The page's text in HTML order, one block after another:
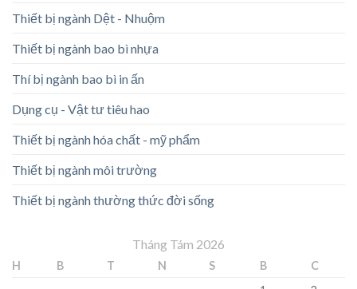
Thiết bị ngành Dệt - Nhuộm
Thiết bị ngành bao bì nhựa
Thí bị ngành bao bì in ấn
Dụng cụ - Vật tư tiêu hao
Thiết bị ngành hóa chất - mỹ phẩm
Thiết bị ngành môi trường
Thiết bị ngành thường thức đời sống
Tháng Tám 2026
H B T N S B
C